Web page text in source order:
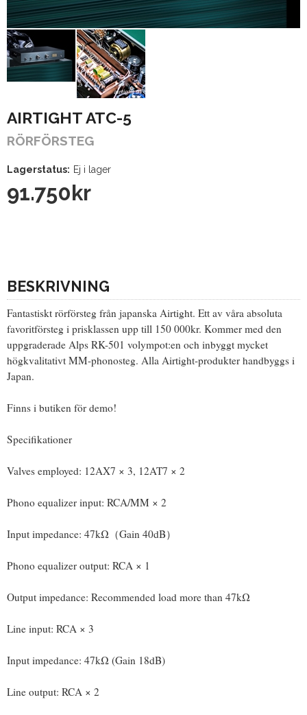
AIRTIGHT ATC-5
RÖRFÖRSTEG
Lagerstatus: Ej i lager
91.750kr
BESKRIVNING
Fantastiskt rörförsteg från japanska Airtight. Ett av våra absoluta
favoritförsteg i prisklassen upp till 150 000kr. Kommer med den
uppgraderade Alps RK-501 volympot:en och inbyggt mycket
högkvalitativt MM-phonosteg. Alla Airtight-produkter handbyggs i
Japan.
Finns i butiken för demo!
Specifikationer
Valves employed: 12AX7 × 3, 12AT7 × 2
Phono equalizer input: RCA/MM × 2
Input impedance: 47kΩ（Gain 40dB）
Phono equalizer output: RCA × 1
Output impedance: Recommended load more than 47kΩ
Line input: RCA × 3
Input impedance: 47kΩ (Gain 18dB)
Line output: RCA × 2